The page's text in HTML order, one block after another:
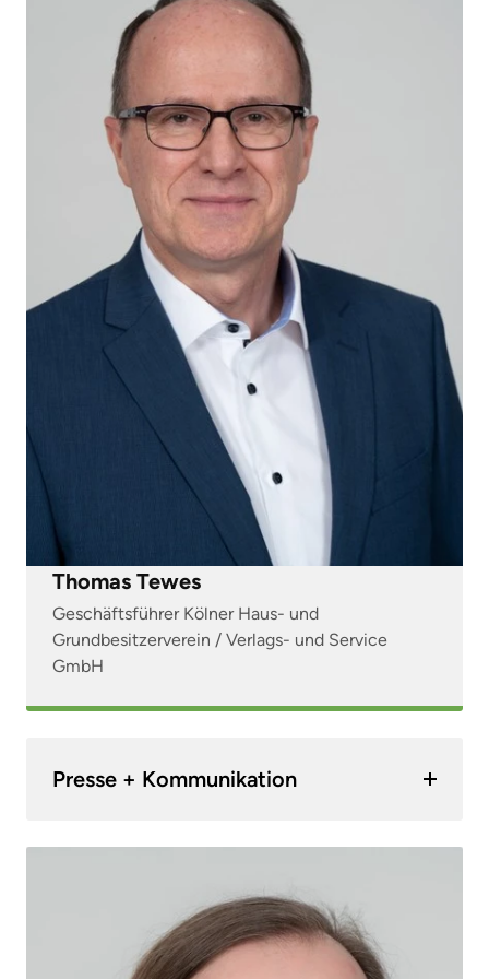
Thomas Tewes
Geschäftsführer Kölner Haus- und
Grundbesitzerverein / Verlags- und Service
GmbH
Presse + Kommunikation